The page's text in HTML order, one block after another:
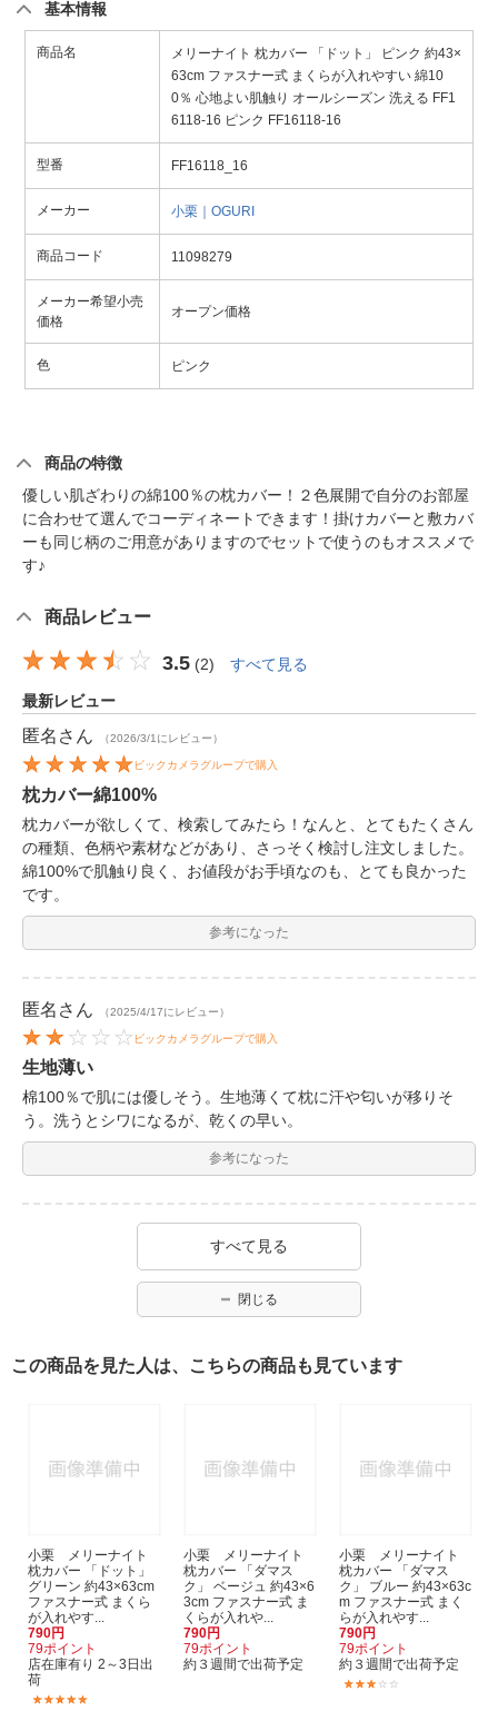
基本情報
商品名
メリーナイト 枕カバー 「ドット」 ピンク 約43×
63cm ファスナー式 まくらが入れやすい 綿10
0％ 心地よい肌触り オールシーズン 洗える FF1
6118-16 ピンク FF16118-16
型番 FF16118_16
メーカー 小栗｜OGURI
商品コード 11098279
メーカー希望小売
価格
オープン価格
色 ピンク
商品の特徴
優しい肌ざわりの綿100％の枕カバー！２色展開で自分のお部屋
に合わせて選んでコーディネートできます！掛けカバーと敷カバ
ーも同じ柄のご用意がありますのでセットで使うのもオススメで
す♪
商品レビュー
3.5 (2) すべて見る
最新レビュー
匿名 さん （2026/3/1にレビュー）
ビックカメラグループで購入
枕カバー綿100%
枕カバーが欲しくて、検索してみたら！なんと、とてもたくさん
の種類、色柄や素材などがあり、さっそく検討し注文しました。
綿100%で肌触り良く、お値段がお手頃なのも、とても良かった
です。
参考になった
匿名 さん （2025/4/17にレビュー）
ビックカメラグループで購入
生地薄い
棉100％で肌には優しそう。生地薄くて枕に汗や匂いが移りそ
う。洗うとシワになるが、乾くの早い。
参考になった
すべて見る
閉じる
この商品を見た人は、こちらの商品も見ています
小栗 メリーナイト
枕カバー 「ドット」
グリーン 約43×63cm
ファスナー式 まくら
が入れやす...
790円
79ポイント
店在庫有り 2～3日出
荷
小栗 メリーナイト
枕カバー 「ダマス
ク」 ベージュ 約43×6
3cm ファスナー式 ま
くらが入れや...
790円
79ポイント
約３週間で出荷予定
小栗 メリーナイト
枕カバー 「ダマス
ク」 ブルー 約43×63c
m ファスナー式 まく
らが入れやす...
790円
79ポイント
約３週間で出荷予定